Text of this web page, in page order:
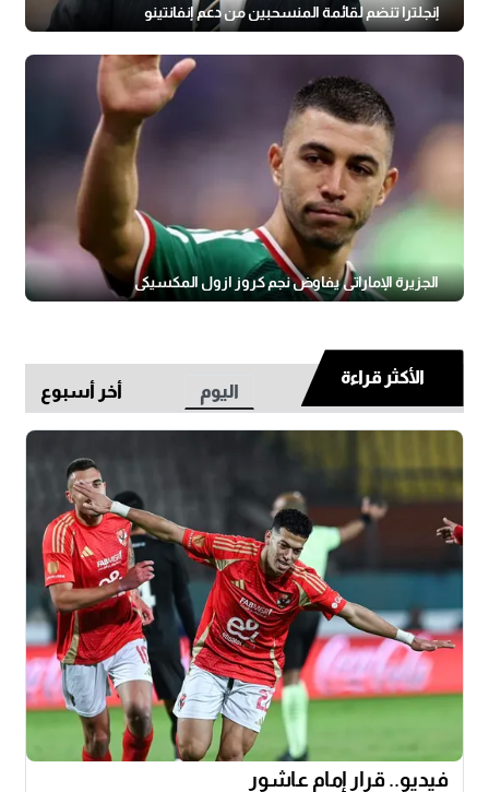
إنجلترا تنضم لقائمة المنسحبين من دعم إنفانتينو
الجزيرة الإماراتي يفاوض نجم كروز ازول المكسيكي
الأكثر قراءة
اليوم أخر أسبوع
فيديو.. قرار إمام عاشور